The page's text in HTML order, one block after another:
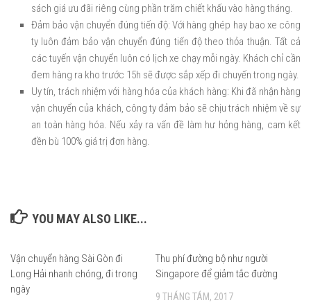
sách giá ưu đãi riêng cùng phần trăm chiết khấu vào hàng tháng.
Đảm bảo vận chuyển đúng tiến độ: Với hàng ghép hay bao xe công
ty luôn đảm bảo vận chuyển đúng tiến độ theo thỏa thuận. Tất cả
các tuyến vận chuyển luôn có lịch xe chạy mỗi ngày. Khách chỉ cần
đem hàng ra kho trước 15h sẽ được sắp xếp đi chuyến trong ngày.
Uy tín, trách nhiệm với hàng hóa của khách hàng: Khi đã nhận hàng
vận chuyển của khách, công ty đảm bảo sẽ chịu trách nhiệm về sự
an toàn hàng hóa. Nếu xảy ra vấn đề làm hư hỏng hàng, cam kết
đền bù 100% giá trị đơn hàng.
YOU MAY ALSO LIKE...
Vận chuyển hàng Sài Gòn đi
Long Hải nhanh chóng, đi trong
ngày
Thu phí đường bộ như người
Singapore để giảm tắc đường
9 THÁNG TÁM, 2017